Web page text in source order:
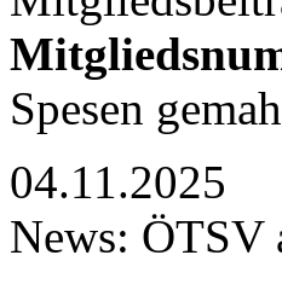
Spesen
04.11.2025
News: ÖTSV